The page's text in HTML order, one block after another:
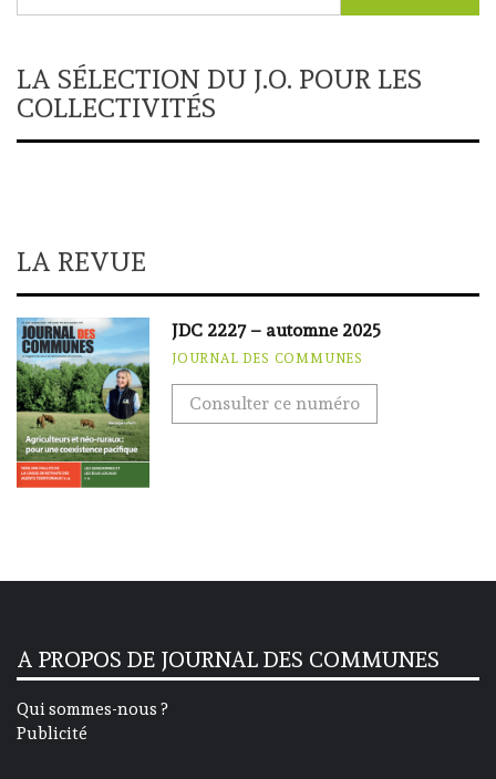
LA SÉLECTION DU J.O. POUR LES
COLLECTIVITÉS
LA REVUE
JDC 2227 – automne 2025
JOURNAL DES COMMUNES
Consulter ce numéro
A PROPOS DE JOURNAL DES COMMUNES
Qui sommes-nous ?
Publicité